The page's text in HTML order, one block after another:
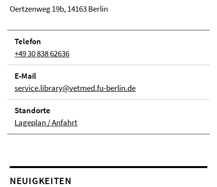
Oertzenweg 19b, 14163 Berlin
Telefon
+49 30 838 62636
E-Mail
service.library@vetmed.fu-berlin.de
Stand­orte
Lageplan / Anfahrt
NEUIGKEITEN